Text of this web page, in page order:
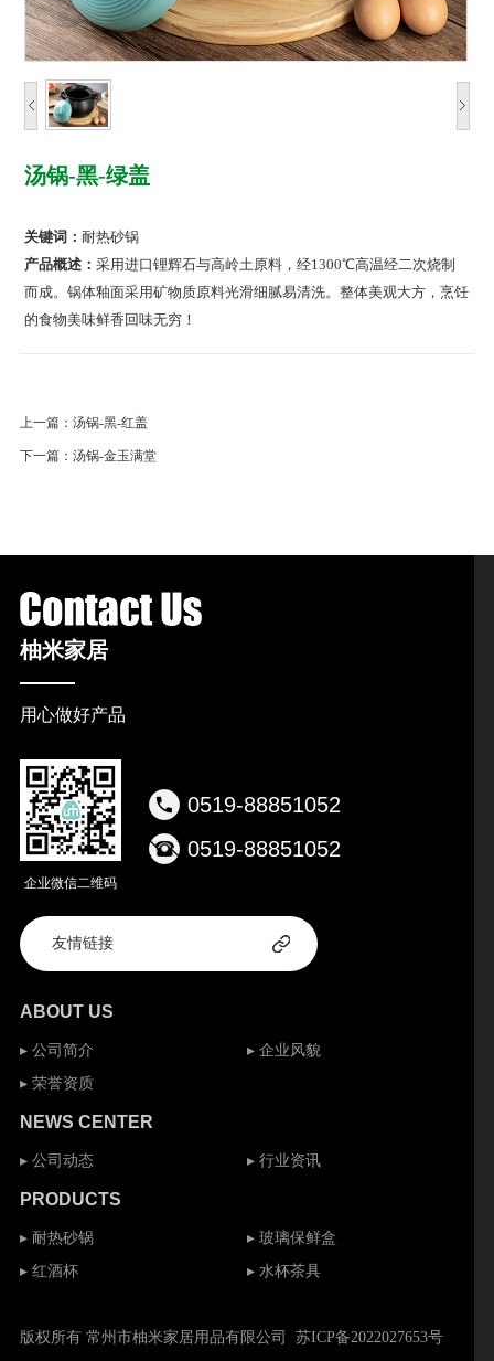
汤锅-黑-绿盖
关键词：耐热砂锅
产品概述：采用进口锂辉石与高岭土原料，经1300℃高温经二次烧制
而成。锅体釉面采用矿物质原料光滑细腻易清洗。整体美观大方，烹饪
的食物美味鲜香回味无穷！
上一篇： 汤锅-黑-红盖
下一篇： 汤锅-金玉满堂
柚米家居
用心做好产品
企业微信二维码
0519-88851052
0519-88851052
ABOUT US
▸ 公司简介
▸ 企业风貌
▸ 荣誉资质
NEWS CENTER
▸ 公司动态 ▸ 行业资讯
PRODUCTS
▸ 耐热砂锅
▸ 玻璃保鲜盒
▸ 红酒杯
▸ 水杯茶具
版权所有 常州市柚米家居用品有限公司 苏ICP备2022027653号